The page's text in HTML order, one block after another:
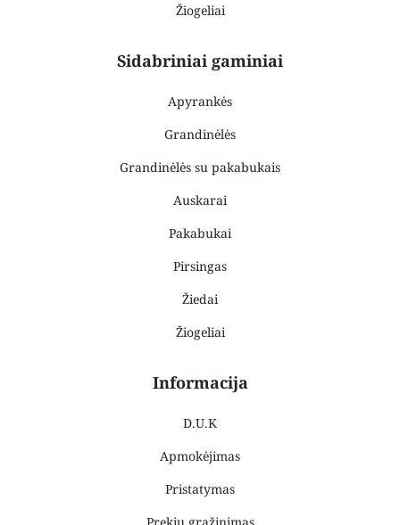
Žiogeliai
Sidabriniai gaminiai
Apyrankės
Grandinėlės
Grandinėlės su pakabukais
Auskarai
Pakabukai
Pirsingas
Žiedai
Žiogeliai
Informacija
D.U.K
Apmokėjimas
Pristatymas
Prekių grąžinimas